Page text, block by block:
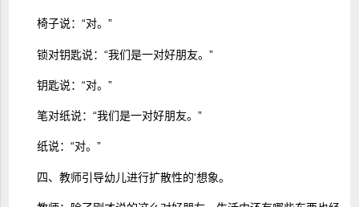
椅子说：“对。”
锁对钥匙说：“我们是一对好朋友。”
钥匙说：“对。”
笔对纸说：“我们是一对好朋友。”
纸说：“对。”
四、教师引导幼儿进行扩散性的'想象。